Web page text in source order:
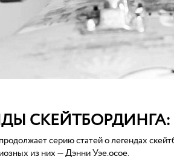
серию статей о легендах
из них — Дэнни Уэе.осое.